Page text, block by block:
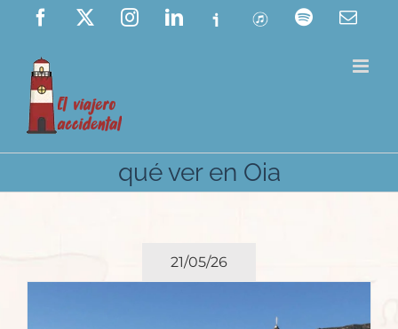
Saltar
contenido
Facebook InstagramLinkedIn
Ivoox ITunes Spotify
qué ver en Oia
21/05/26